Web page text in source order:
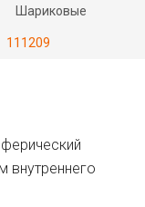
Шариковые
111209
внутреннего